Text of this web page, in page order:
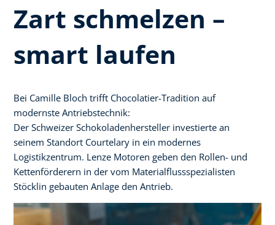
Zart schmelzen –
smart laufen
Bei Camille Bloch trifft Chocolatier-Tradition auf
modernste Antriebstechnik:
Der Schweizer Schokoladenhersteller investierte an
seinem Standort Courtelary in ein modernes
Logistikzentrum. Lenze Motoren geben den Rollen- und
Kettenförderern in der vom Materialflussspezialisten
Stöcklin gebauten Anlage den Antrieb.